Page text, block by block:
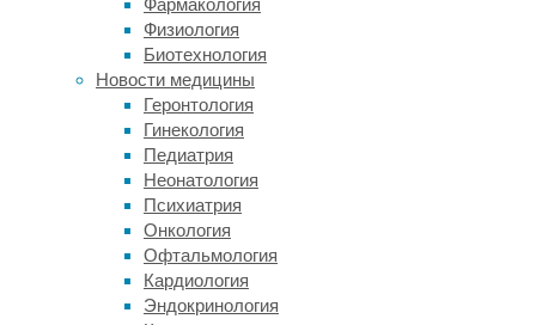
Фармакология
Физиология
Биотехнология
Новости медицины
Геронтология
Гинекология
Педиатрия
Неонатология
Психиатрия
Онкология
Офтальмология
Кардиология
Эндокринология
Офисная
структура
строится
вне
зависимости
от
объемов
бизнеса.
Цифровая
система
связи
позволяет